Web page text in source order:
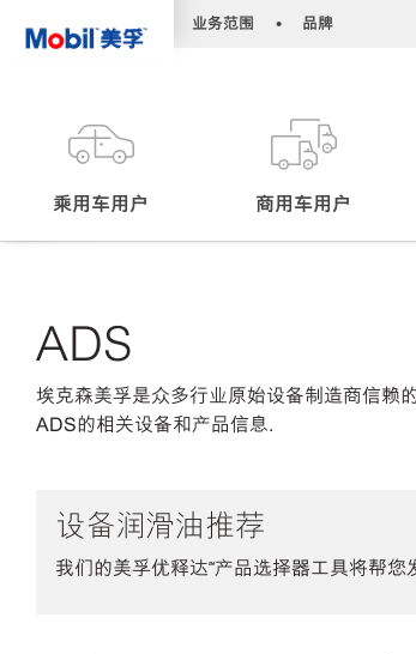
业务范围 • 品牌
乘用车用户 商用车用户
ADS
埃克森美孚是众多行业原始设备制造商信赖
ADS的相关设备和产品信息.
设备润滑油推荐
我们的美孚优释达℠产品选择器工具将帮您